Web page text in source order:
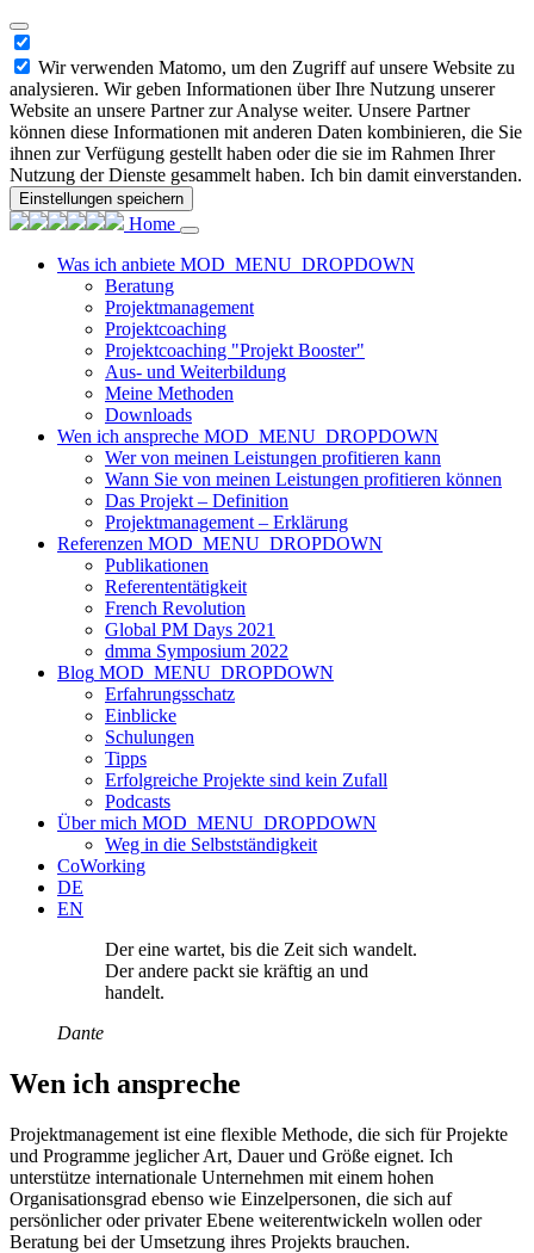
Wir verwenden Matomo, um den Zugriff auf unsere Website zu
analysieren. Wir geben Informationen über Ihre Nutzung unserer
Website an unsere Partner zur Analyse weiter. Unsere Partner
können diese Informationen mit anderen Daten kombinieren, die Sie
ihnen zur Verfügung gestellt haben oder die sie im Rahmen Ihrer
Nutzung der Dienste gesammelt haben. Ich bin damit einverstanden.
Einstellungen speichern
Home
Was ich anbiete MOD_MENU_DROPDOWN
Beratung
Projektmanagement
Projektcoaching
Projektcoaching "Projekt Booster"
Aus- und Weiterbildung
Meine Methoden
Downloads
Wen ich anspreche MOD_MENU_DROPDOWN
Wer von meinen Leistungen profitieren kann
Wann Sie von meinen Leistungen profitieren können
Das Projekt – Definition
Projektmanagement – Erklärung
Referenzen MOD_MENU_DROPDOWN
Publikationen
Referententätigkeit
French Revolution
Global PM Days 2021
dmma Symposium 2022
Blog MOD_MENU_DROPDOWN
Erfahrungsschatz
Einblicke
Schulungen
Tipps
Erfolgreiche Projekte sind kein Zufall
Podcasts
Über mich MOD_MENU_DROPDOWN
Weg in die Selbstständigkeit
CoWorking
DE
EN
Der eine wartet, bis die Zeit sich wandelt.
Der andere packt sie kräftig an und
handelt.
Dante
Wen ich anspreche
Projektmanagement ist eine flexible Methode, die sich für Projekte
und Programme jeglicher Art, Dauer und Größe eignet. Ich
unterstütze internationale Unternehmen mit einem hohen
Organisationsgrad ebenso wie Einzelpersonen, die sich auf
persönlicher oder privater Ebene weiterentwickeln wollen oder
Beratung bei der Umsetzung ihres Projekts brauchen.